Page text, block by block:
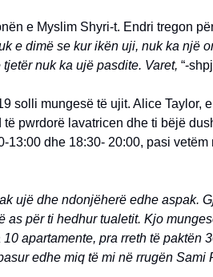
e Myslim Shyri-t. Endri tregon
e dimë se kur ikën uji, nuk ka një
nuk ka ujë pasdite. Varet, “-
solli mungesë të ujit. Alice Taylor,
pwrdorë lavatricen dhe ti bëjë
13:00 dhe 18:30- 20:00, pasi vetëm
ujë dhe ndonjëherë edhe aspak.
as për ti hedhur tualetit. Kjo
apartamente, pra rreth të paktën
edhe miq të mi në rrugën Sami